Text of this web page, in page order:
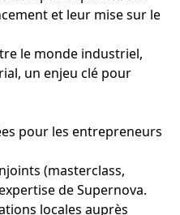
et leur mise sur le
le monde industriel,
un enjeu clé pour
pour les entrepreneurs
(masterclass,
de Supernova.
locales auprès